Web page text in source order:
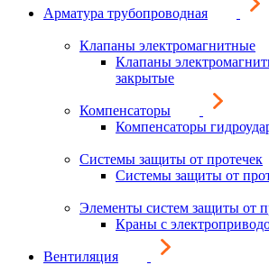
Арматура трубопроводная
Клапаны электромагнитные
Клапаны
закрытые
Компенсаторы
Компенсаторы
Системы защиты от протечек
Системы защиты от
Элементы систем защиты от
Краны с
Вентиляция